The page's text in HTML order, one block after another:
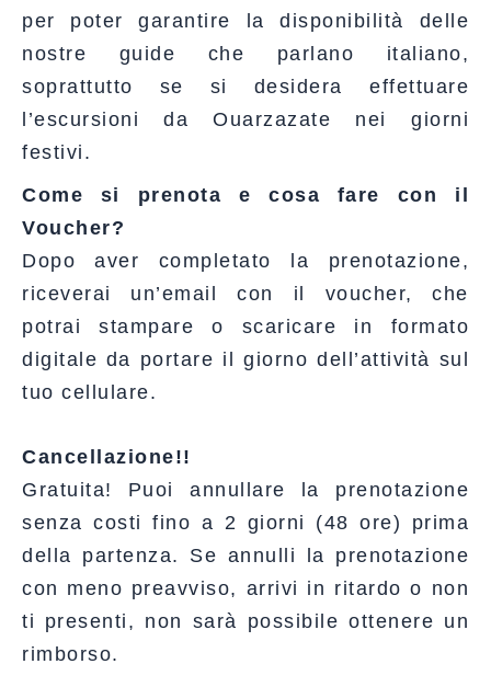
per poter garantire la disponibilità delle
nostre guide che parlano italiano,
soprattutto se si desidera effettuare
l’escursioni da Ouarzazate nei giorni
festivi.
Come si prenota e cosa fare con il
Voucher?
Dopo aver completato la prenotazione,
riceverai un’email con il voucher, che
potrai stampare o scaricare in formato
digitale da portare il giorno dell’attività sul
tuo cellulare.
Cancellazione!!
Gratuita! Puoi annullare la prenotazione
senza costi fino a 2 giorni (48 ore) prima
della partenza. Se annulli la prenotazione
con meno preavviso, arrivi in ritardo o non
ti presenti, non sarà possibile ottenere un
rimborso.